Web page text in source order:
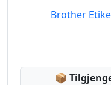
Brother
📦